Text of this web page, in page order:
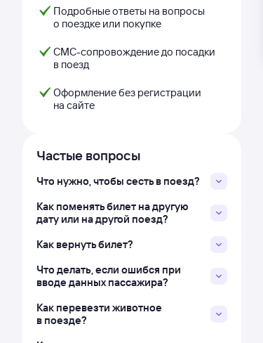
Подробные ответы на вопросы
о поездке или покупке
СМС-сопровождение до посадки
в поезд
Оформление без регистрации
на сайте
Частые вопросы
Что нужно, чтобы сесть в поезд?
Как поменять билет на другую
дату или на другой поезд?
Как вернуть билет?
Что делать, если ошибся при
вводе данных пассажира?
Как перевезти животное
в поезде?